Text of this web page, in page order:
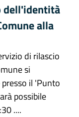
dell'identità
alla
di rilascio
si
il 'Punto
possibile
....